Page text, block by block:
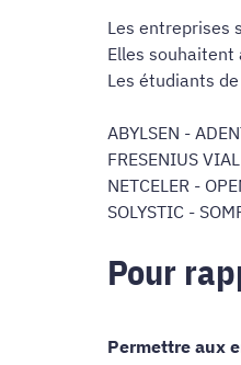
Les entreprises
Elles
Les étudiants
ABYLSEN -
FRESENIUS
NETCELER -
SOLYSTIC -
Pour
Permettre aux